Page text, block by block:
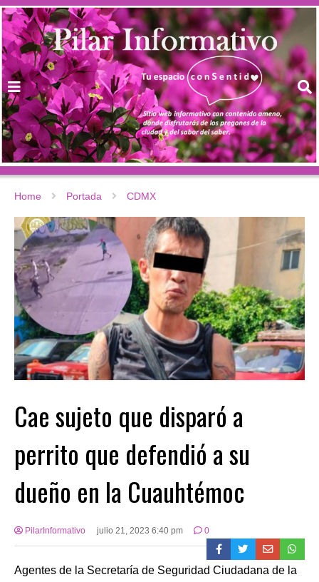
Home Portada CDMX
Cae sujeto que disparó a
perrito que defendió a su
dueño en la Cuauhtémoc
PilarInformativo julio 21, 2023 6:40 pm 0
Agentes de la Secretaría de Seguridad Ciudadana de la